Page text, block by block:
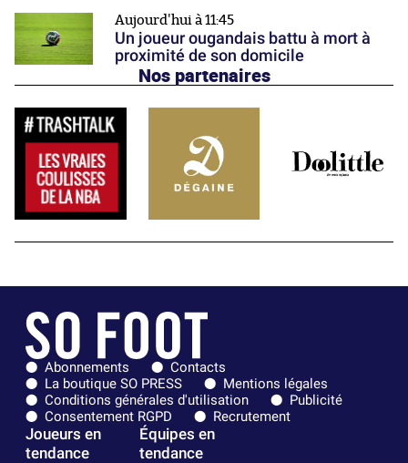
Aujourd'hui à 11:45
Un joueur ougandais battu à mort à
proximité de son domicile
Nos partenaires
Abonnements
Contacts
La boutique SO PRESS
Mentions légales
Conditions générales d'utilisation
Publicité
Consentement RGPD
Recrutement
Joueurs en
tendance
Équipes en
tendance